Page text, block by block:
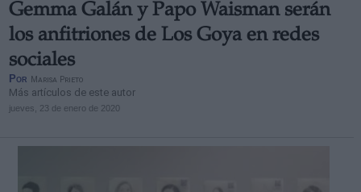
Gemma Galán y Papo Waisman serán
los anfitriones de Los Goya en redes
sociales
Por Marisa Prieto
Más artículos de este autor
jueves, 23 de enero de 2020